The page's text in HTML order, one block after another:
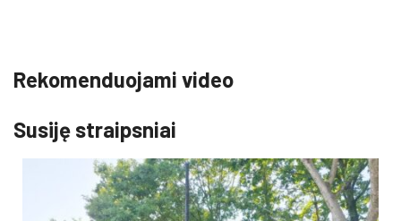
Rekomenduojami video
Susiję straipsniai